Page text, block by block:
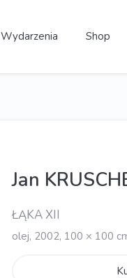
Wydarzenia Shop
Jan
ŁĄKA XII
olej, 2002, 100 × 100